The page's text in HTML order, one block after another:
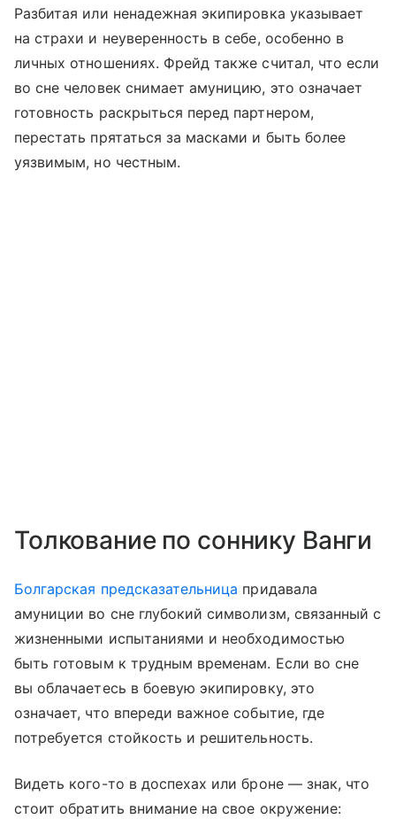
Разбитая или ненадежная экипировка указывает
на страхи и неуверенность в себе, особенно в
личных отношениях. Фрейд также считал, что если
во сне человек снимает амуницию, это означает
готовность раскрыться перед партнером,
перестать прятаться за масками и быть более
уязвимым, но честным.
Толкование по соннику Ванги
Болгарская предсказательница придавала
амуниции во сне глубокий символизм, связанный с
жизненными испытаниями и необходимостью
быть готовым к трудным временам. Если во сне
вы облачаетесь в боевую экипировку, это
означает, что впереди важное событие, где
потребуется стойкость и решительность.
Видеть кого-то в доспехах или броне — знак, что
стоит обратить внимание на свое окружение: